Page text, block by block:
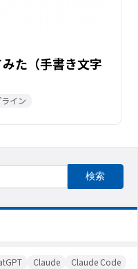
た（手書き文字
イン
Claude
Claude Code